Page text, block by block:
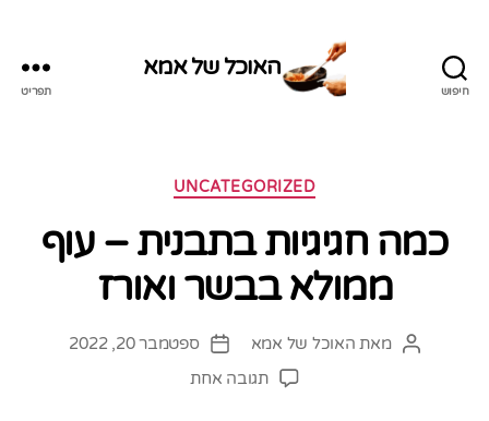
חיפוש
האוכל של אמא
תפריט
קטגוריות
UNCATEGORIZED
כמה חגיגיות בתבנית – עוף
ממולא בבשר ואורז
המחבר
מאת האוכל של אמא
תאריךספטמבר 20, 2022
תגובה אחתעל